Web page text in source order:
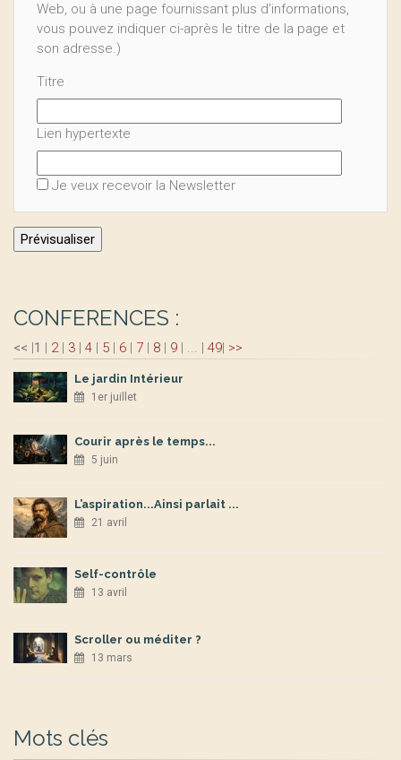
Web, ou à une page fournissant plus d’informations,
vous pouvez indiquer ci-après le titre de la page et
son adresse.)
Titre
Lien hypertexte
Je veux recevoir la Newsletter
CONFERENCES :
<< |1 | 2| 3 | 4 | 5 | 6 | 7 | 8 | 9 | ... | 49| >>
Le jardin Intérieur
1er juillet
Courir après le temps...
5 juin
L’aspiration...Ainsi parlait ...
21 avril
Self-contrôle
13 avril
Scroller ou méditer ?
13 mars
Mots clés